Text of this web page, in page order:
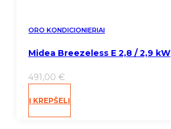
ORO KONDICIONIERIAI
Midea Breezeless E 2,8 / 2,9 kW
491,00 €
Į KREPŠELĮ